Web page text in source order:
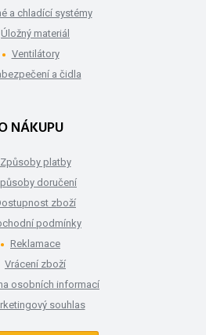
a chladící systémy
Úložný materiál
Ventilátory
a čidla
NÁKUPU
Způsoby platby
doručení
zboží
podmínky
Reklamace
Vrácení zboží
osobních informací
souhlas